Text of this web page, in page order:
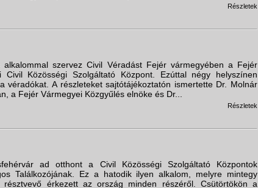
Részletek
alkalommal szervez Civil Véradást Fejér vármegyében a Fejér
Civil Közösségi Szolgáltató Központ. Ezúttal négy helyszínen
véradókat. A részleteket sajtótájékoztatón ismertette Dr. Molnár
a Fejér Vármegyei Közgyűlés elnöke és Dr...
Részletek
ad otthont a Civil Közösségi Szolgáltató Központok
Találkozójának. Ez a hatodik ilyen alkalom, melyre mintegy
résztvevő érkezett az ország minden részéről. Csütörtökön a